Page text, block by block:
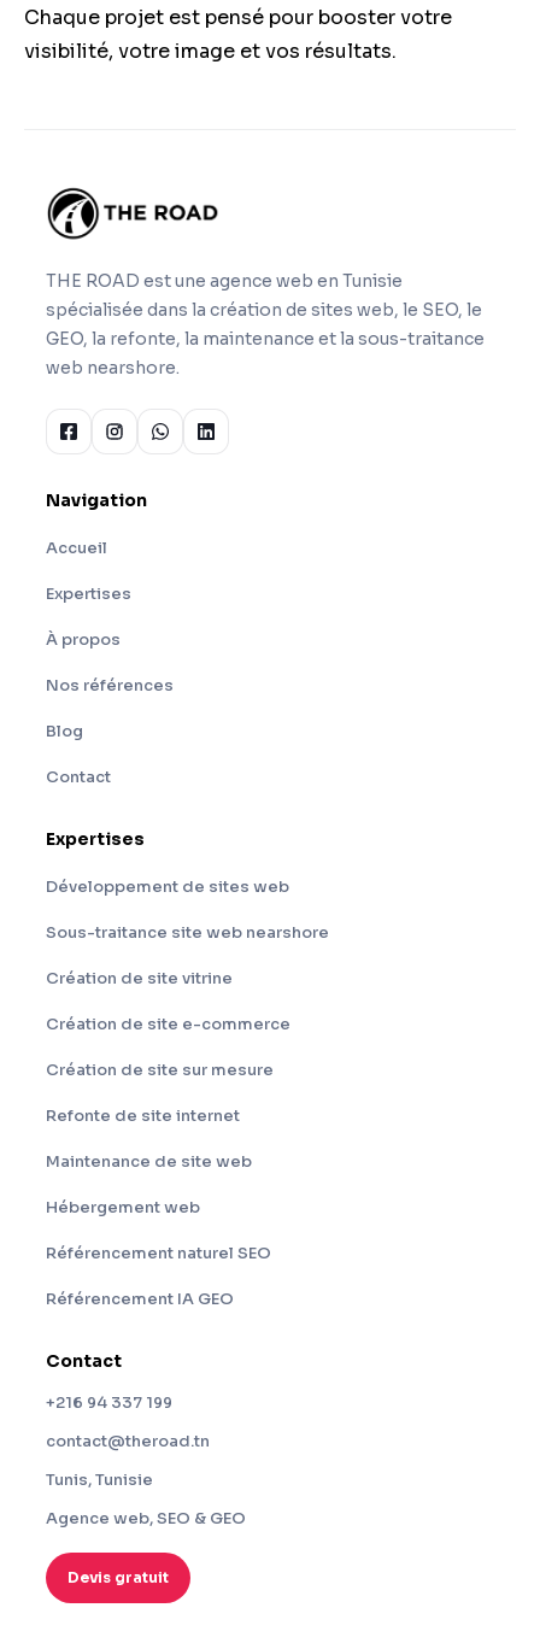
Chaque projet est pensé pour booster votre
visibilité, votre image et vos résultats.
THE ROAD est une agence web en Tunisie
spécialisée dans la création de sites web, le SEO, le
GEO, la refonte, la maintenance et la sous-traitance
web nearshore.
Navigation
Accueil
Expertises
À propos
Nos références
Blog
Contact
Expertises
Développement de sites web
Sous-traitance site web nearshore
Création de site vitrine
Création de site e-commerce
Création de site sur mesure
Refonte de site internet
Maintenance de site web
Hébergement web
Référencement naturel SEO
Référencement IA GEO
Contact
+216 94 337 199
contact@theroad.tn
Tunis, Tunisie
Agence web, SEO & GEO
Devis gratuit